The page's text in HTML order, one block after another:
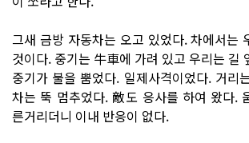
그새 금방 자동차는 오고 있었다. 차에서는
것이다. 중기는 牛車에 가려 있고 우리는 길
중기가 불을 뿜었다. 일제사격이었다. 거리
차는 뚝 멈추었다. 敵도 응사를 하여 왔다.
른거리더니 이내 반응이 없다.